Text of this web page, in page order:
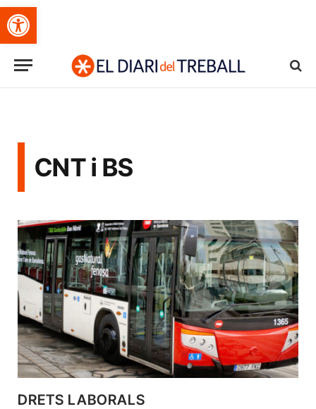
Obre la barra d'eines
CNT i BS
DRETS LABORALS